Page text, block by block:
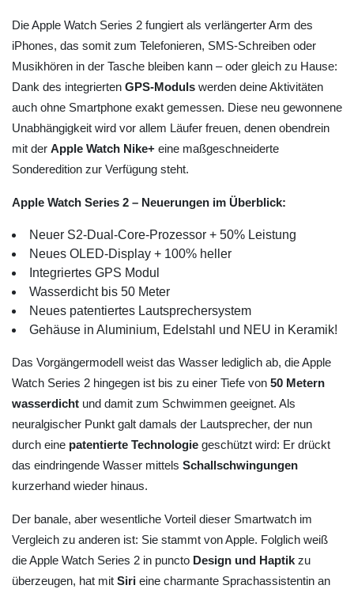
Die Apple Watch Series 2 fungiert als verlängerter Arm des
iPhones, das somit zum Telefonieren, SMS-Schreiben oder
Musikhören in der Tasche bleiben kann – oder gleich zu Hause:
Dank des integrierten GPS-Moduls werden deine Aktivitäten
auch ohne Smartphone exakt gemessen. Diese neu gewonnene
Unabhängigkeit wird vor allem Läufer freuen, denen obendrein
mit der Apple Watch Nike+ eine maßgeschneiderte
Sonderedition zur Verfügung steht.
Apple Watch Series 2 – Neuerungen im Überblick:
Neuer S2-Dual-Core-Prozessor + 50% Leistung
Neues OLED-Display + 100% heller
Integriertes GPS Modul
Wasserdicht bis 50 Meter
Neues patentiertes Lautsprechersystem
Gehäuse in Aluminium, Edelstahl und NEU in Keramik!
Das Vorgängermodell weist das Wasser lediglich ab, die Apple
Watch Series 2 hingegen ist bis zu einer Tiefe von 50 Metern
wasserdicht und damit zum Schwimmen geeignet. Als
neuralgischer Punkt galt damals der Lautsprecher, der nun
durch eine patentierte Technologie geschützt wird: Er drückt
das eindringende Wasser mittels Schallschwingungen
kurzerhand wieder hinaus.
Der banale, aber wesentliche Vorteil dieser Smartwatch im
Vergleich zu anderen ist: Sie stammt von Apple. Folglich weiß
die Apple Watch Series 2 in puncto Design und Haptik zu
überzeugen, hat mit Siri eine charmante Sprachassistentin an